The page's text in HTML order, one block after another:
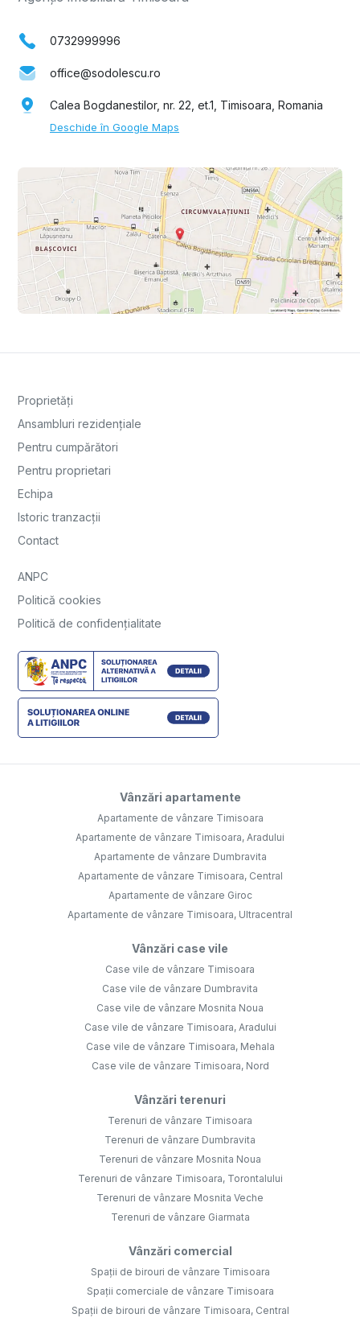
0732999996
office@sodolescu.ro
Calea Bogdanestilor, nr. 22, et.1, Timisoara, Romania
Deschide în Google Maps
Proprietăți
Ansambluri rezidențiale
Pentru cumpărători
Pentru proprietari
Echipa
Istoric tranzacții
Contact
ANPC
Politică cookies
Politică de confidențialitate
Vânzări apartamente
Apartamente de vânzare Timisoara
Apartamente de vânzare Timisoara, Aradului
Apartamente de vânzare Dumbravita
Apartamente de vânzare Timisoara, Central
Apartamente de vânzare Giroc
Apartamente de vânzare Timisoara, Ultracentral
Vânzări case vile
Case vile de vânzare Timisoara
Case vile de vânzare Dumbravita
Case vile de vânzare Mosnita Noua
Case vile de vânzare Timisoara, Aradului
Case vile de vânzare Timisoara, Mehala
Case vile de vânzare Timisoara, Nord
Vânzări terenuri
Terenuri de vânzare Timisoara
Terenuri de vânzare Dumbravita
Terenuri de vânzare Mosnita Noua
Terenuri de vânzare Timisoara, Torontalului
Terenuri de vânzare Mosnita Veche
Terenuri de vânzare Giarmata
Vânzări comercial
Spații de birouri de vânzare Timisoara
Spații comerciale de vânzare Timisoara
Spații de birouri de vânzare Timisoara, Central